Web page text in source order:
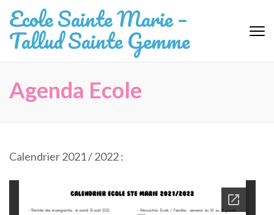
au
contenu
(Pressez
Ecole Sainte Marie –
Tallud Sainte Gemme
Agenda Ecole
Calendrier 2021 / 2022 :